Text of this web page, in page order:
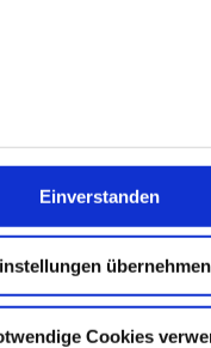
Einverstanden
übernehmen
Cookies
des Weiteren über
in Abstimmung mit
Tests
Fress-, Verschleiß-,